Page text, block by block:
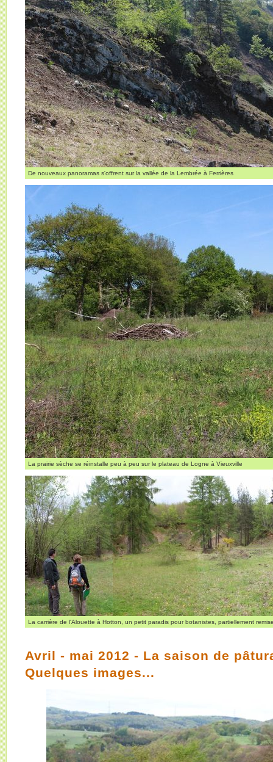
De nouveaux panoramas s'offrent sur la vallée de la Lembrée à Ferrières
La prairie sèche se réinstalle peu à peu sur le plateau de Logne à Vieuxville
La carrière de l'Alouette à Hotton, un petit paradis pour botanistes, partiellement
Avril - mai 2012 - La saison de
Quelques images...